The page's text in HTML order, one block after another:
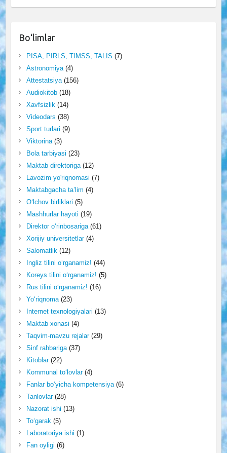
Bo‘limlar
PISA, PIRLS, TIMSS, TALIS (7)
Astronomiya(4)
Attestatsiya(156)
Audiokitob(18)
Xavfsizlik(14)
Videodars (38)
Sport turlari (9)
Viktorina(3)
Bola tarbiyasi (23)
Maktab direktoriga(12)
Lavozim yo'riqnomasi (7)
Maktabgacha ta’lim (4)
O‘lchov birliklari (5)
Mashhurlar hayoti (19)
Direktor o‘rinbosariga(61)
Xorijiy universitetlar(4)
Salomatlik(12)
Ingliz tilini o‘rganamiz! (44)
Koreys tilini o‘rganamiz! (5)
Rus tilini o‘rganamiz! (16)
Yo‘riqnoma(23)
Internet texnologiyalari (13)
Maktab xonasi (4)
Taqvim-mavzu rejalar(29)
Sinf rahbariga(37)
Kitoblar(22)
Kommunal to‘lovlar(4)
Fanlar bo‘yicha kompetensiya(6)
Tanlovlar(28)
Nazorat ishi (13)
To‘garak(5)
Laboratoriya ishi (1)
Fan oyligi (6)